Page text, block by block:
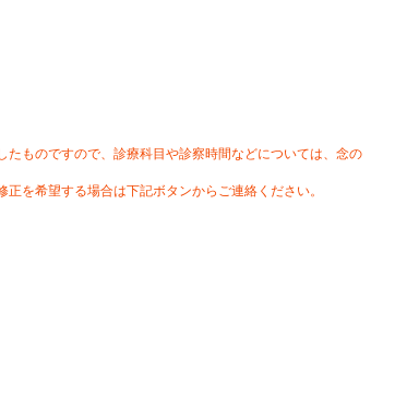
ものですので、診療科目や診察時間などについては、念の
を希望する場合は下記ボタンからご連絡ください。